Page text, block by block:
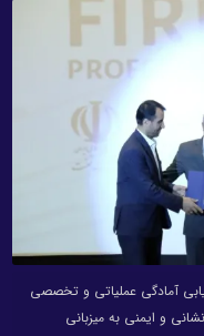
آمادگی عملیاتی و تخصصی
و ایمنی به میزبانی